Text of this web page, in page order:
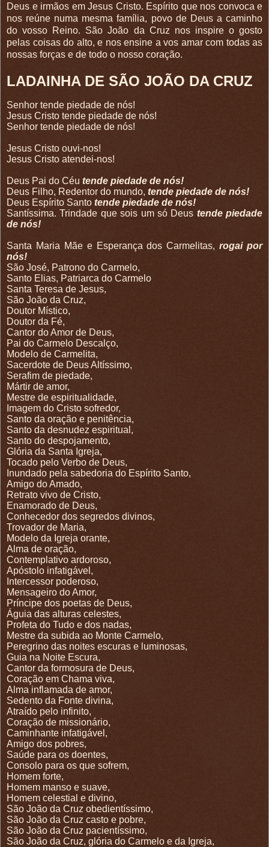
Deus e irmãos em Jesus Cristo. Espírito que nos convoca e
nos reúne numa mesma família, povo de Deus a caminho
do vosso Reino. São João da Cruz nos inspire o gosto
pelas coisas do alto, e nos ensine a vos amar com todas as
nossas forças e de todo o nosso coração.
LADAINHA DE SÃO JOÃO DA CRUZ
Senhor tende piedade de nós!
Jesus Cristo tende piedade de nós!
Senhor tende piedade de nós!
Jesus Cristo ouvi-nos!
Jesus Cristo atendei-nos!
Deus Pai do Céu tende piedade de nós!
Deus Filho, Redentor do mundo, tende piedade de nós!
Deus Espírito Santo tende piedade de nós!
Santíssima. Trindade que sois um só Deus tende piedade
de nós!
Santa Maria Mãe e Esperança dos Carmelitas,rogai por
nós!
São José, Patrono do Carmelo,
Santo Elias, Patriarca do Carmelo
Santa Teresa de Jesus,
São João da Cruz,
Doutor Místico,
Doutor da Fé,
Cantor do Amor de Deus,
Pai do Carmelo Descalço,
Modelo de Carmelita,
Sacerdote de Deus Altíssimo,
Serafim de piedade,
Mártir de amor,
Mestre de espiritualidade,
Imagem do Cristo sofredor,
Santo da oração e penitência,
Santo da desnudez espiritual,
Santo do despojamento,
Glória da Santa Igreja,
Tocado pelo Verbo de Deus,
Inundado pela sabedoria do Espírito Santo,
Amigo do Amado,
Retrato vivo de Cristo,
Enamorado de Deus,
Conhecedor dos segredos divinos,
Trovador de Maria,
Modelo da Igreja orante,
Alma de oração,
Contemplativo ardoroso,
Apóstolo infatigável,
Intercessor poderoso,
Mensageiro do Amor,
Príncipe dos poetas de Deus,
Águia das alturas celestes,
Profeta do Tudo e dos nadas,
Mestre da subida ao Monte Carmelo,
Peregrino das noites escuras e luminosas,
Guia na Noite Escura,
Cantor da formosura de Deus,
Coração em Chama viva,
Alma inflamada de amor,
Sedento da Fonte divina,
Atraído pelo infinito,
Coração de missionário,
Caminhante infatigável,
Amigo dos pobres,
Saúde para os doentes,
Consolo para os que sofrem,
Homem forte,
Homem manso e suave,
Homem celestial e divino,
São João da Cruz obedientíssimo,
São João da Cruz casto e pobre,
São João da Cruz pacientíssimo,
São João da Cruz, glória do Carmelo e da Igreja,